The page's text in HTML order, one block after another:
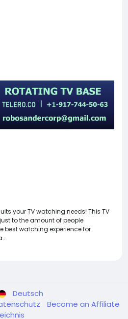
your TV watching needs! This TV
to the amount of people
best watching experience for
Deutsch
Become an Affiliate